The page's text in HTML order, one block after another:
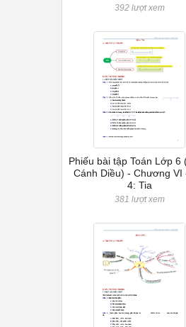
392 lượt xem
Phiếu bài tập Toán Lớp 6
Cánh Diều) - Chương VI
4: Tia
381 lượt xem